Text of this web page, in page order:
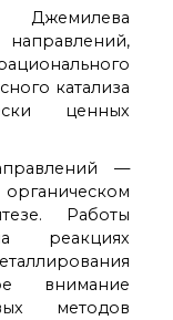
Джемилева
катализа
ценных
—
Работы
реакциях
внимание
методов